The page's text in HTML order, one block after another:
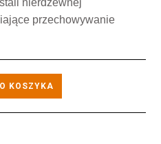
przechowywanie
KOSZYKA